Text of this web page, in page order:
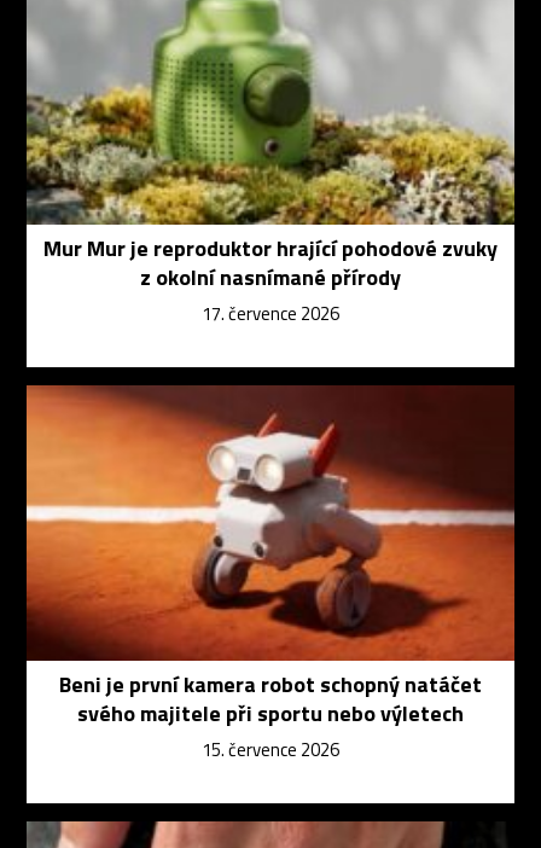
Mur Mur je reproduktor hrající pohodové zvuky
z okolní nasnímané přírody
17. července 2026
Beni je první kamera robot schopný natáčet
svého majitele při sportu nebo výletech
15. července 2026